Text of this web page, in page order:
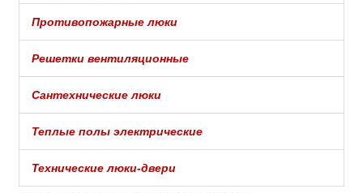
Противопожарные люки
Решетки вентиляционные
Сантехнические люки
Теплые полы электрические
Технические люки-двери